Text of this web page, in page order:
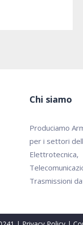
Chi siamo
Produciamo
per i settori
Elettrotecnica,
Trasmissioni